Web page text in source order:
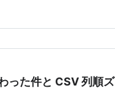
った件と CSV 列順ズ